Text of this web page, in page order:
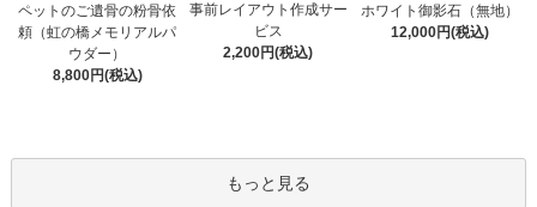
ペットのご遺骨の粉骨依
頼（虹の橋メモリアルパ
ウダー）
8,800円(税込)
事前レイアウト作成サー
ビス
2,200円(税込)
ホワイト御影石（無地）
12,000円(税込)
もっと見る